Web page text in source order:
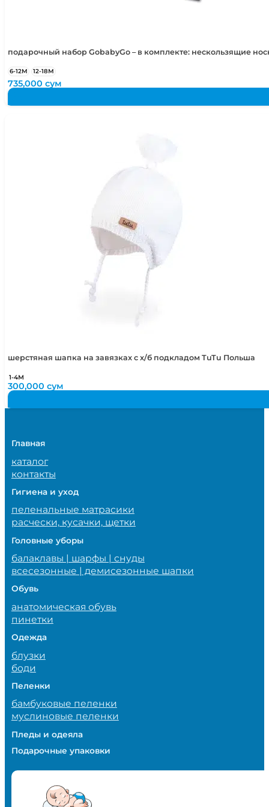
подарочный набор GobabyGo – в комплекте: нескользящие
6-12М 12-18М
735,000сум
шерстяная шапка на завязках с х/б подкладом TuTu Польша
1-4М
300,000сум
Главная
каталог
контакты
Гигиена и уход
пеленальные матрасики
расчески, кусачки, щетки
Головные уборы
балаклавы | шарфы | снуды
всесезонные | демисезонные шапки
Обувь
анатомическая обувь
пинетки
Одежда
блузки
боди
Пеленки
бамбуковые пеленки
муслиновые пеленки
Пледы и одеяла
Подарочные упаковки